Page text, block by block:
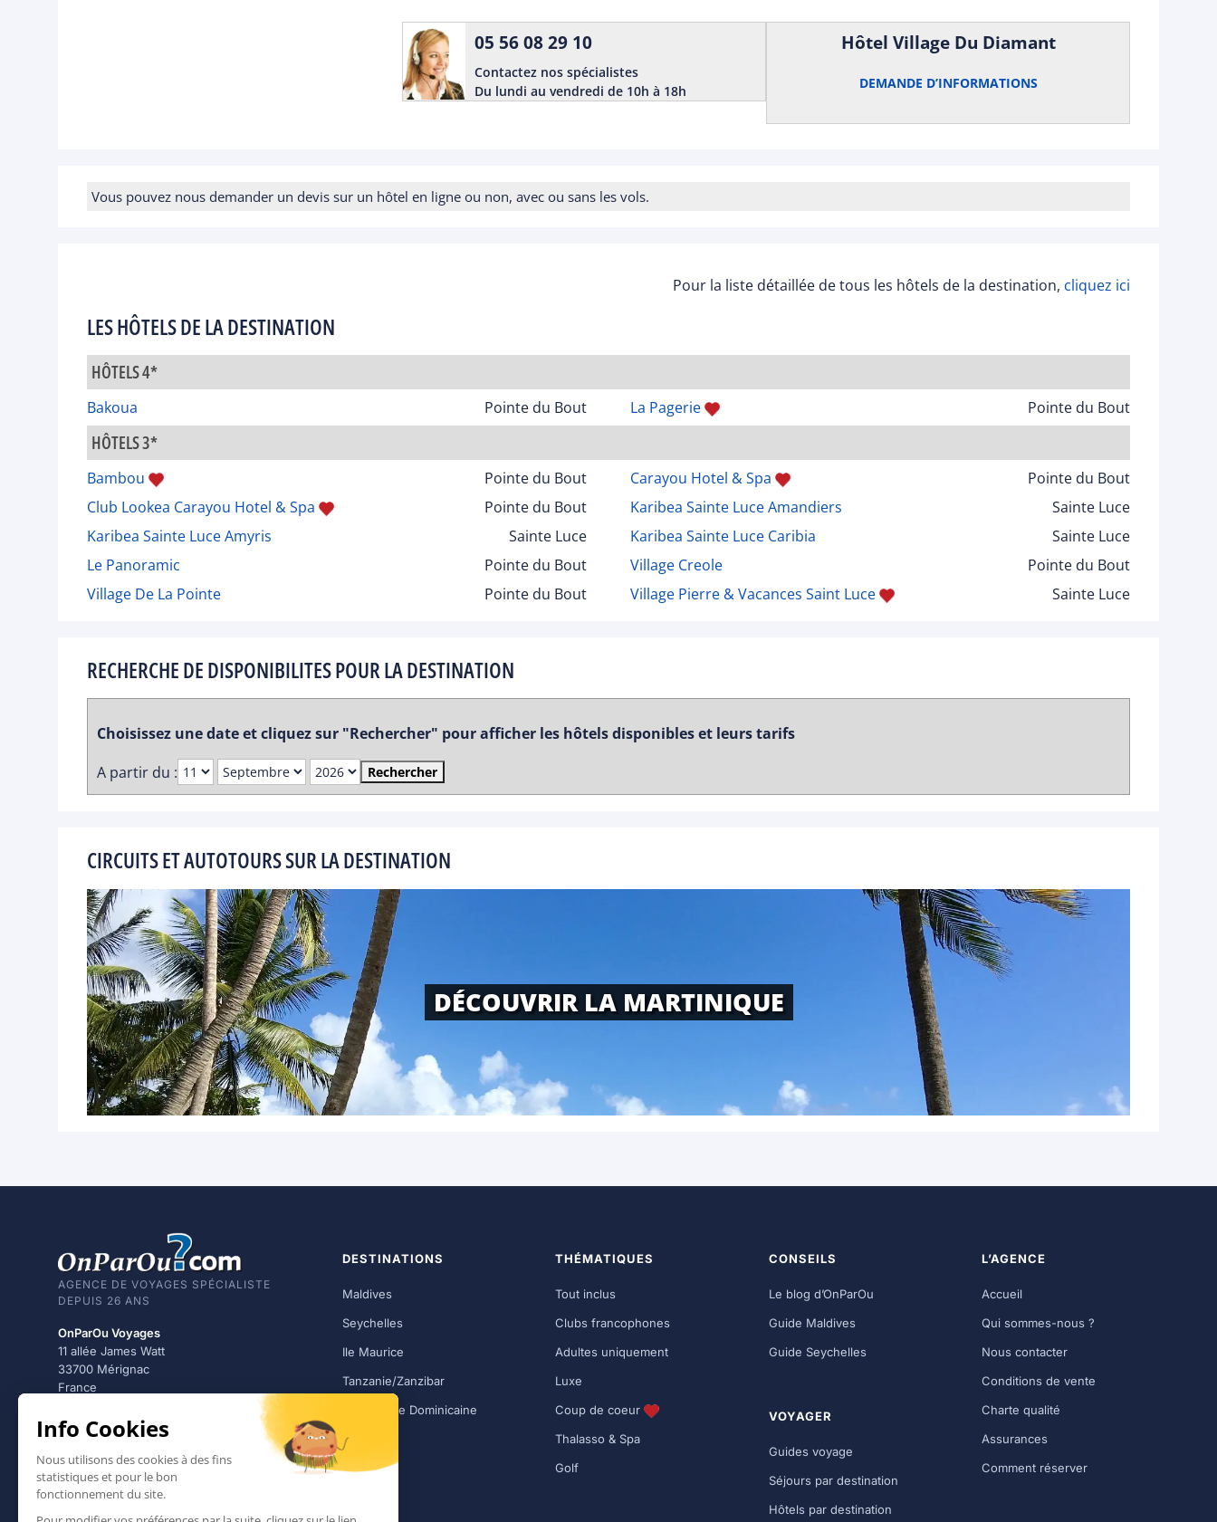
05 56 08 29 10
Contactez nos spécialistes
Du lundi au vendredi de 10h à 18h
Hôtel Village Du Diamant
DEMANDE D’INFORMATIONS
Vous pouvez nous demander un devis sur un hôtel en ligne ou non, avec ou sans les vols.
Pour la liste détaillée de tous les hôtels de la destination, cliquez ici
LES HÔTELS DE LA DESTINATION
HÔTELS 4*
Bakoua Pointe du Bout La Pagerie Pointe du Bout
HÔTELS 3*
Bambou Pointe du Bout Carayou Hotel & Spa
Pointe du Bout
Club Lookea Carayou Hotel & Spa
Pointe du Bout Karibea Sainte Luce Amandiers
Sainte Luce
Karibea Sainte Luce Amyris
Sainte Luce Karibea Sainte Luce Caribia
Sainte Luce
Le Panoramic
Pointe du Bout Village Creole
Pointe du Bout
Village De La Pointe
Pointe du Bout Village Pierre & Vacances Saint Luce Sainte Luce
RECHERCHE DE DISPONIBILITES POUR LA DESTINATION
Choisissez une date et cliquez sur "Rechercher" pour afficher les hôtels disponibles et leurs tarifs
A partir du :
Rechercher
CIRCUITS ET AUTOTOURS SUR LA DESTINATION
DÉCOUVRIR LA MARTINIQUE
AGENCE DE VOYAGES SPÉCIALISTE
DEPUIS 26 ANS
OnParOu Voyages
11 allée James Watt
33700 Mérignac
France
05 56 08 29 10
Lundi - Vendredi · 10h - 18h
DESTINATIONS
Maldives
Seychelles
Ile Maurice
Tanzanie/Zanzibar
République Dominicaine
Mexique
Thaïlande
THÉMATIQUES
Tout inclus
Clubs francophones
Adultes uniquement
Luxe
Coup de coeur
Thalasso & Spa
Golf
CONSEILS
Le blog d’OnParOu
Guide Maldives
Guide Seychelles
VOYAGER
Guides voyage
Séjours par destination
Hôtels par destination
L’AGENCE
Accueil
Qui sommes-nous ?
Nous contacter
Conditions de vente
Charte qualité
Assurances
Comment réserver